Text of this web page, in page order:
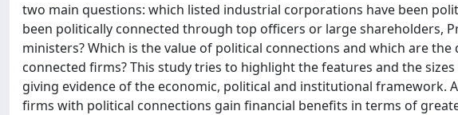
two main questions: which listed industrial corporations have been
been politically connected through top officers or large shareholders,
ministers? Which is the value of political connections and which are
connected firms? This study tries to highlight the features and the
giving evidence of the economic, political and institutional framework.
firms with political connections gain financial benefits in terms of